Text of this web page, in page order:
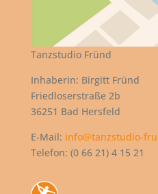
Tanzstudio Fründ
Inhaberin: Birgitt Fründ
Friedloserstraße 2b
36251 Bad Hersfeld
E-Mail: info@tanzstudio-
Telefon: (0 66 21) 4 15 21